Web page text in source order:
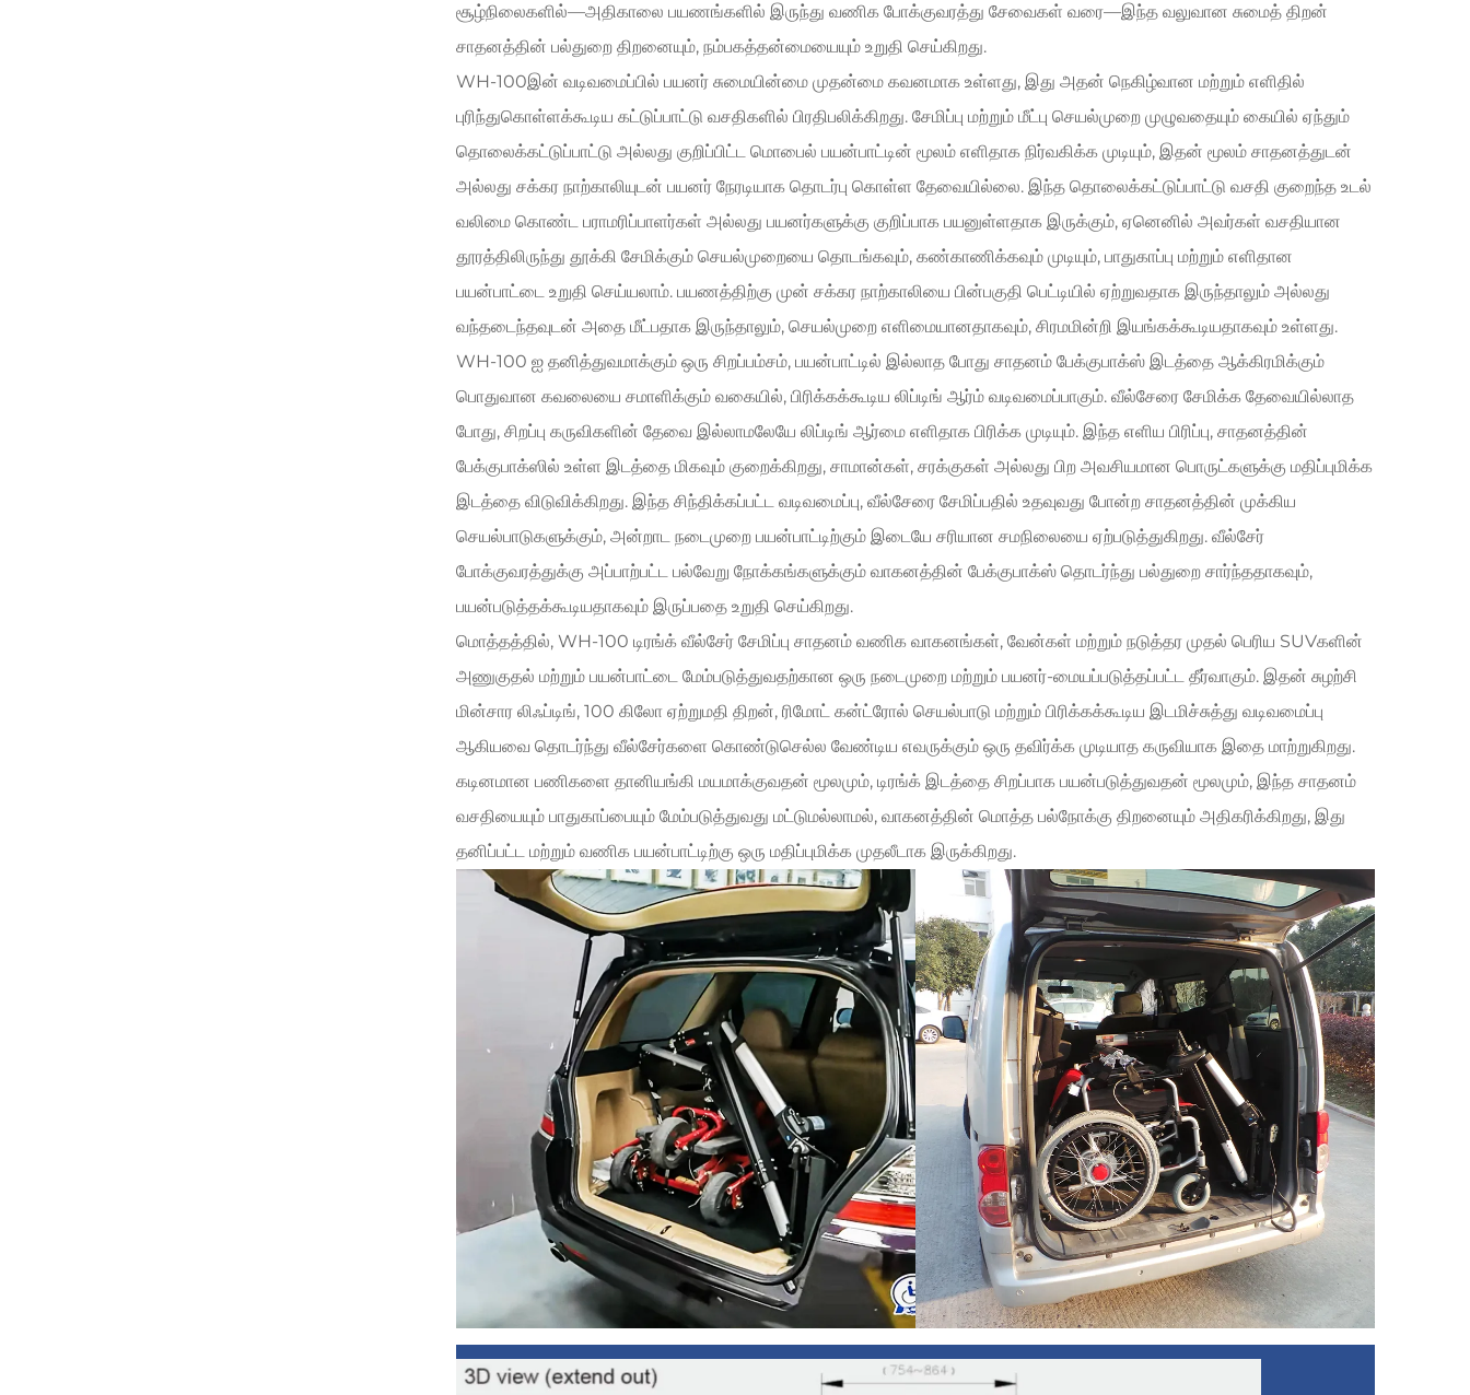
சூழ்நிலைகளில்—அதிகாலை பயணங்களில் இருந்து வணிக போக்குவரத்து சேவைகள் வரை—இந்த வலுவான சுமைத் திறன்
சாதனத்தின் பல்துறை திறனையும், நம்பகத்தன்மையையும் உறுதி செய்கிறது.
WH-100இன் வடிவமைப்பில் பயனர் சுமையின்மை முதன்மை கவனமாக உள்ளது, இது அதன் நெகிழ்வான மற்றும் எளிதில்
புரிந்துகொள்ளக்கூடிய கட்டுப்பாட்டு வசதிகளில் பிரதிபலிக்கிறது. சேமிப்பு மற்றும் மீட்பு செயல்முறை முழுவதையும் கையில் ஏந்தும்
தொலைக்கட்டுப்பாட்டு அல்லது குறிப்பிட்ட மொபைல் பயன்பாட்டின் மூலம் எளிதாக நிர்வகிக்க முடியும், இதன் மூலம் சாதனத்துடன்
அல்லது சக்கர நாற்காலியுடன் பயனர் நேரடியாக தொடர்பு கொள்ள தேவையில்லை. இந்த தொலைக்கட்டுப்பாட்டு வசதி குறைந்த உடல்
வலிமை கொண்ட பராமரிப்பாளர்கள் அல்லது பயனர்களுக்கு குறிப்பாக பயனுள்ளதாக இருக்கும், ஏனெனில் அவர்கள் வசதியான
தூரத்திலிருந்து தூக்கி சேமிக்கும் செயல்முறையை தொடங்கவும், கண்காணிக்கவும் முடியும், பாதுகாப்பு மற்றும் எளிதான
பயன்பாட்டை உறுதி செய்யலாம். பயணத்திற்கு முன் சக்கர நாற்காலியை பின்பகுதி பெட்டியில் ஏற்றுவதாக இருந்தாலும் அல்லது
வந்தடைந்தவுடன் அதை மீட்பதாக இருந்தாலும், செயல்முறை எளிமையானதாகவும், சிரமமின்றி இயங்கக்கூடியதாகவும் உள்ளது.
WH-100 ஐ தனித்துவமாக்கும் ஒரு சிறப்பம்சம், பயன்பாட்டில் இல்லாத போது சாதனம் பேக்குபாக்ஸ் இடத்தை ஆக்கிரமிக்கும்
பொதுவான கவலையை சமாளிக்கும் வகையில், பிரிக்கக்கூடிய லிப்டிங் ஆர்ம் வடிவமைப்பாகும். வீல்சேரை சேமிக்க தேவையில்லாத
போது, சிறப்பு கருவிகளின் தேவை இல்லாமலேயே லிப்டிங் ஆர்மை எளிதாக பிரிக்க முடியும். இந்த எளிய பிரிப்பு, சாதனத்தின்
பேக்குபாக்ஸில் உள்ள இடத்தை மிகவும் குறைக்கிறது, சாமான்கள், சரக்குகள் அல்லது பிற அவசியமான பொருட்களுக்கு மதிப்புமிக்க
இடத்தை விடுவிக்கிறது. இந்த சிந்திக்கப்பட்ட வடிவமைப்பு, வீல்சேரை சேமிப்பதில் உதவுவது போன்ற சாதனத்தின் முக்கிய
செயல்பாடுகளுக்கும், அன்றாட நடைமுறை பயன்பாட்டிற்கும் இடையே சரியான சமநிலையை ஏற்படுத்துகிறது. வீல்சேர்
போக்குவரத்துக்கு அப்பாற்பட்ட பல்வேறு நோக்கங்களுக்கும் வாகனத்தின் பேக்குபாக்ஸ் தொடர்ந்து பல்துறை சார்ந்ததாகவும்,
பயன்படுத்தக்கூடியதாகவும் இருப்பதை உறுதி செய்கிறது.
மொத்தத்தில், WH-100 டிரங்க் வீல்சேர் சேமிப்பு சாதனம் வணிக வாகனங்கள், வேன்கள் மற்றும் நடுத்தர முதல் பெரிய SUVகளின்
அணுகுதல் மற்றும் பயன்பாட்டை மேம்படுத்துவதற்கான ஒரு நடைமுறை மற்றும் பயனர்-மையப்படுத்தப்பட்ட தீர்வாகும். இதன் சுழற்சி
மின்சார லிஃப்டிங், 100 கிலோ ஏற்றுமதி திறன், ரிமோட் கன்ட்ரோல் செயல்பாடு மற்றும் பிரிக்கக்கூடிய இடமிச்சுத்து வடிவமைப்பு
ஆகியவை தொடர்ந்து வீல்சேர்களை கொண்டுசெல்ல வேண்டிய எவருக்கும் ஒரு தவிர்க்க முடியாத கருவியாக இதை மாற்றுகிறது.
கடினமான பணிகளை தானியங்கி மயமாக்குவதன் மூலமும், டிரங்க் இடத்தை சிறப்பாக பயன்படுத்துவதன் மூலமும், இந்த சாதனம்
வசதியையும் பாதுகாப்பையும் மேம்படுத்துவது மட்டுமல்லாமல், வாகனத்தின் மொத்த பல்நோக்கு திறனையும் அதிகரிக்கிறது, இது
தனிப்பட்ட மற்றும் வணிக பயன்பாட்டிற்கு ஒரு மதிப்புமிக்க முதலீடாக இருக்கிறது.
தயாரிப்பு அளவுருக்கள்